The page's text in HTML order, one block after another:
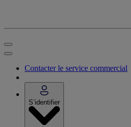
Contacter le service commercial
S’identifier